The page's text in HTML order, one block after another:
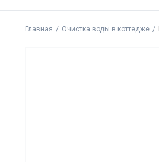
Главная Очистка воды в коттедже